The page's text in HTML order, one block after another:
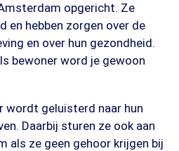
opgericht. Ze
en hebben zorgen over de
en over hun gezondheid.
bewoner word je gewoon
wordt geluisterd naar hun
Daarbij sturen ze ook aan
als ze geen gehoor krijgen bij